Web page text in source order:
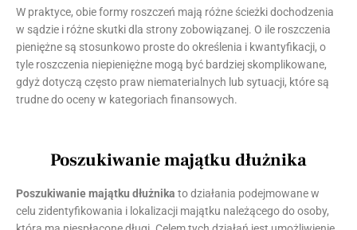
W praktyce, obie formy roszczeń mają różne ścieżki dochodzenia
w sądzie i różne skutki dla strony zobowiązanej. O ile roszczenia
pieniężne są stosunkowo proste do określenia i kwantyfikacji, o
tyle roszczenia niepieniężne mogą być bardziej skomplikowane,
gdyż dotyczą często praw niematerialnych lub sytuacji, które są
trudne do oceny w kategoriach finansowych.
Poszukiwanie majątku dłużnika
Poszukiwanie majątku dłużnika to działania podejmowane w
celu zidentyfikowania i lokalizacji majątku należącego do osoby,